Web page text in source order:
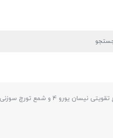
تورچ سوزنی پایه کوتاه”